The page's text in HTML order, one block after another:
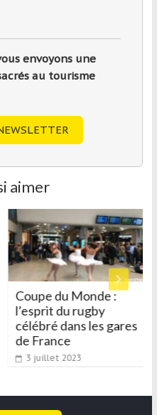
envoyons une
au tourisme
aimer
Coupe du Monde :
l’esprit du rugby
célébré dans les gares
de France
3 juillet 2023